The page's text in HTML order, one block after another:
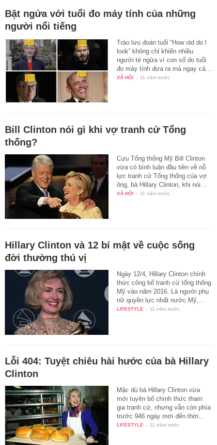
Bật ngửa với tuổi đo máy tính của những
người nổi tiếng
Trào lưu đoán tuổi “How old do I
look” không chỉ khiến nhiều
người té ngửa vì con số do tuổi
đo máy tính đưa ra mà ngay cả…
XÃ HỘI - 11 năm trước
Bill Clinton nói gì khi vợ tranh cử Tổng
thống?
Cựu Tổng thống Mỹ Bill Clinton
vừa có bình luận đầu tiên về nỗ
lực tranh cử Tổng thống của vợ
ông, bà Hillary Clinton, khi nói…
XÃ HỘI - 11 năm trước
Hillary Clinton và 12 bí mật về cuộc sống
đời thường thú vị
Ngày 12/4, Hillary Clinton chính
thức công bố tranh cử tổng thống
Mỹ vào năm 2016. Là người phụ
nữ quyền lực nhất nước Mỹ,…
LIFESTYLE - 11 năm trước
Lỗi 404: Tuyệt chiêu hài hước của bà Hillary
Clinton
Mặc dù bà Hillary Clinton vừa
mới tuyên bố chính thức tham
gia tranh cử, nhưng vẫn còn phía
trước 946 ngày mới đến thời…
LIFESTYLE - 11 năm trước